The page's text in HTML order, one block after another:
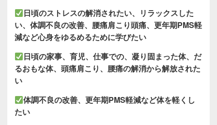
日頃のストレスの解消されたい、リラックスした
い、体調不良の改善、腰痛肩こり頭痛、更年期PMS軽
減など心身をゆるめるために学びたい
日頃の家事、育児、仕事での、凝り固まった体、だ
るおもな体、頭痛肩こり、腰痛の解消から解放された
い
体調不良の改善、更年期PMS軽減など体を軽くし
たい